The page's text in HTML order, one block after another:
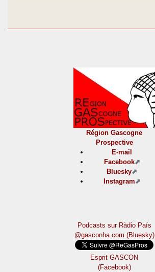
Région Gascogne
Prospective
E-mail
Facebook
Bluesky
Instagram
Podcasts sur Ràdio País
@gasconha.com (Bluesky)
Esprit GASCON
(Facebook)